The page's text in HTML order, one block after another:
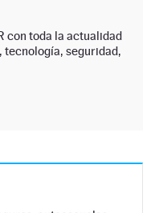
con toda la actualidad
tecnología, seguridad,